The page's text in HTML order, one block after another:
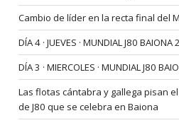
Cambio de líder en la recta final del
DÍA 4 · JUEVES · MUNDIAL J80 BAIONA
DÍA 3 · MIERCOLES · MUNDIAL J80
Las flotas cántabra y gallega pisan
de J80 que se celebra en Baiona